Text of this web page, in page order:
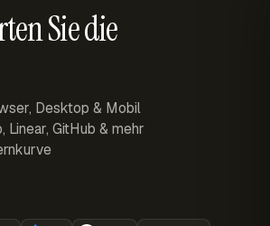
Sie die
Desktop & Mobil
Linear, GitHub & mehr